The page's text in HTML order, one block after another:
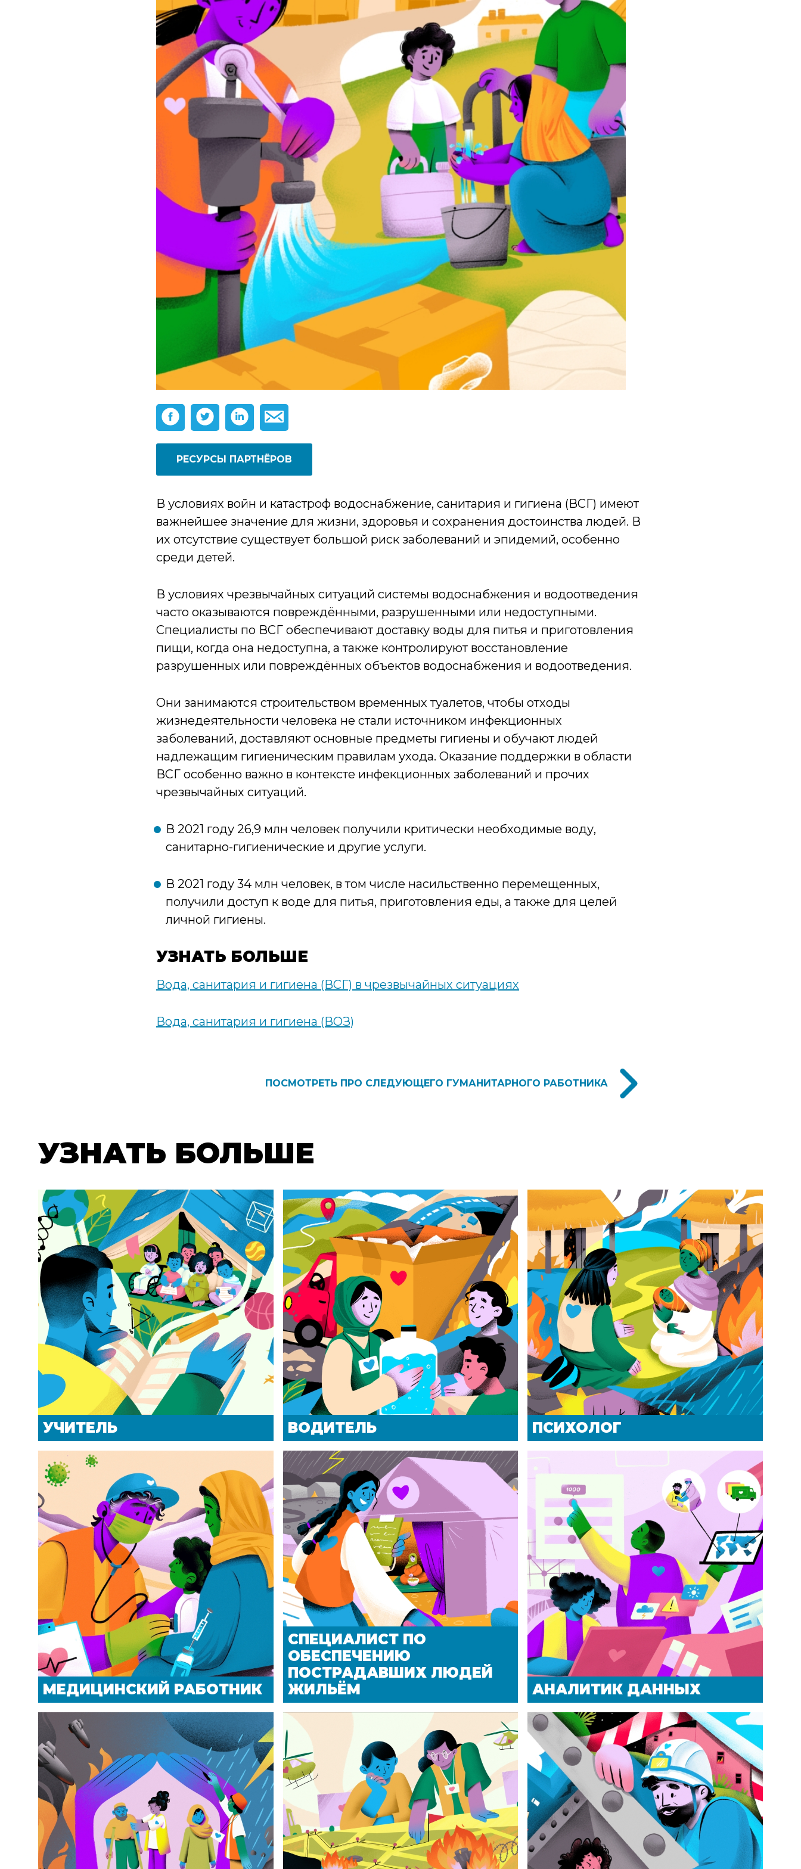
РЕСУРСЫ ПАРТНЁРОВ
В условиях войн и катастроф водоснабжение, санитария и гигиена (ВСГ) имеют
важнейшее значение для жизни, здоровья и сохранения достоинства людей. В
их отсутствие существует большой риск заболеваний и эпидемий, особенно
среди детей.
В условиях чрезвычайных ситуаций системы водоснабжения и водоотведения
часто оказываются повреждёнными, разрушенными или недоступными.
Специалисты по ВСГ обеспечивают доставку воды для питья и приготовления
пищи, когда она недоступна, а также контролируют восстановление
разрушенных или повреждённых объектов водоснабжения и водоотведения.
Они занимаются строительством временных туалетов, чтобы отходы
жизнедеятельности человека не стали источником инфекционных
заболеваний, доставляют основные предметы гигиены и обучают людей
надлежащим гигиеническим правилам ухода. Оказание поддержки в области
ВСГ особенно важно в контексте инфекционных заболеваний и прочих
чрезвычайных ситуаций.
В 2021 году 26,9 млн человек получили критически необходимые воду,
санитарно-гигиенические и другие услуги.
В 2021 году 34 млн человек, в том числе насильственно перемещенных,
получили доступ к воде для питья, приготовления еды, а также для целей
личной гигиены.
УЗНАТЬ БОЛЬШЕ
Вода, санитария и гигиена (ВСГ) в чрезвычайных ситуациях
Вода, санитария и гигиена (ВОЗ)
ПОСМОТРЕТЬ ПРО СЛЕДУЮЩЕГО ГУМАНИТАРНОГО РАБОТНИКА
УЗНАТЬ БОЛЬШЕ
EXPLORE
MORE
PROFILES
УЧИТЕЛЬ ВОДИТЕЛЬ ПСИХОЛОГ
МЕДИЦИНСКИЙ РАБОТНИК
СПЕЦИАЛИСТ ПО
ОБЕСПЕЧЕНИЮ
ПОСТРАДАВШИХ ЛЮДЕЙ
ЖИЛЬЁМ
АНАЛИТИК ДАННЫХ